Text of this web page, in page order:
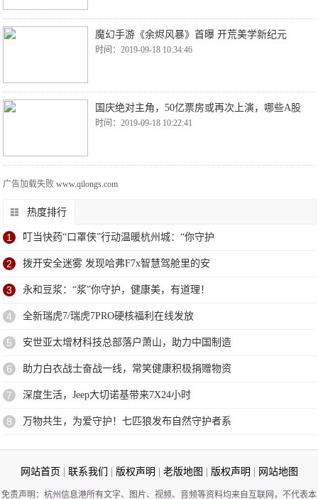
魔幻手游《余烬风暴》首曝 开荒美学新纪元
时间：2019-09-18 10:34:46
国庆绝对主角，50亿票房或再次上演，哪些A股
时间：2019-09-18 10:22:41
广告加载失败www.qilongs.com
热度排行
1 叮当快药“口罩侠”行动温暖杭州城：“你守护
2 拨开安全迷雾 发现哈弗F7x智慧驾舱里的安
3 永和豆浆：“浆”你守护，健康美，有道理！
4 全新瑞虎7/瑞虎7PRO硬核福利在线发放
5 安世亚太增材科技总部落户萧山，助力中国制造
6 助力白衣战士奋战一线，常笑健康积极捐赠物资
7 深度生活，Jeep大切诺基带来7X24小时
8 万物共生，为爱守护！七匹狼发布自然守护者系
网站首页 联系我们 版权声明 老版地图 版权声明 网站地图
免责声明：杭州信息港所有文字、图片、视频、音频等资料均来自互联网，不代表本